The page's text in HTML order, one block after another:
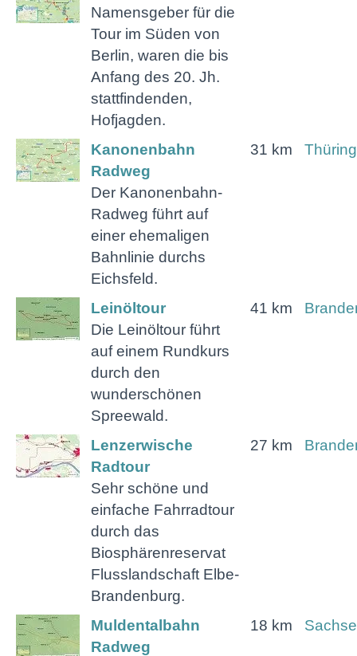
Namensgeber für die
Tour im Süden von
Berlin, waren die bis
Anfang des 20. Jh.
stattfindenden,
Hofjagden.
Kanonenbahn
Radweg
Der Kanonenbahn-
Radweg führt auf
einer ehemaligen
Bahnlinie durchs
Eichsfeld.
31 km
Leinöltour
Die Leinöltour führt
auf einem Rundkurs
durch den
wunderschönen
Spreewald.
41 km
Lenzerwische
Radtour
Sehr schöne und
einfache Fahrradtour
durch das
Biosphärenreservat
Flusslandschaft Elbe-
Brandenburg.
27 km
Muldentalbahn
Radweg
18 km